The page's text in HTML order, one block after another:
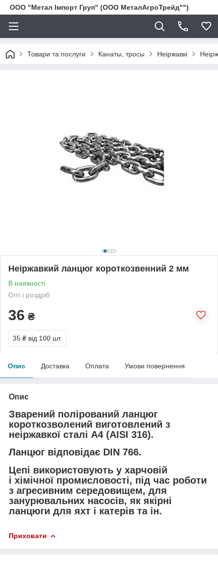
ООО "Метал Імпорт Груп" (ООО МеталАгроТрейд"")
Товари та послуги Канаты, тросы Неіржавкі
Неіржавкий ланцюг короткозвенний 2 мм
В наявності
Опт і роздріб
36 ₴
35 ₴ від 100 шт.
Опис Доставка Оплата Умови повернення
Опис
Зварений полірований ланцюг
короткозволений виготовлений з
неіржавкої сталі А4 (AISI 316).
Ланцюг відповідає DIN 766.
Цепі використовують у харчовій
і хімічної промисловості, під час роботи
з агресивним середовищем, для
занурювальних насосів, як якірні
ланцюги для яхт і катерів та ін.
Приховати